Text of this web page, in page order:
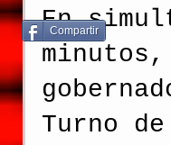
En
Turno
Compartir